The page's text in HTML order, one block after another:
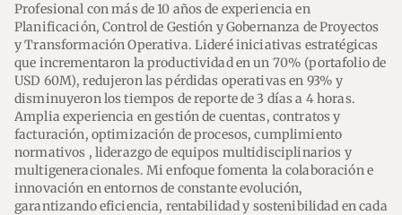
Profesional con más de 10 años de experiencia en
Planificación, Control de Gestión y Gobernanza de Proyectos
y Transformación Operativa. Lideré iniciativas estratégicas
que incrementaron la productividad en un 70% (portafolio de
USD 60M), redujeron las pérdidas operativas en 93% y
disminuyeron los tiempos de reporte de 3 días a 4 horas.
Amplia experiencia en gestión de cuentas, contratos y
facturación, optimización de procesos, cumplimiento
normativos , liderazgo de equipos multidisciplinarios y
multigeneracionales. Mi enfoque fomenta la colaboración e
innovación en entornos de constante evolución,
garantizando eficiencia, rentabilidad y sostenibilidad en cada